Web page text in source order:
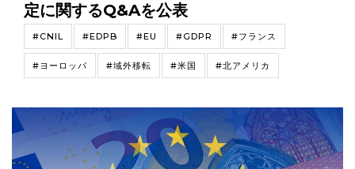
定に関するQ&Aを公表
#CNIL #EDPB #EU #GDPR #フランス
#ヨーロッパ #域外移転 #米国 #北アメリカ